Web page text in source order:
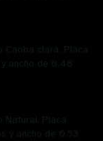
Caoba clara. Placa
ancho de 0.48
Natural. Placa
y ancho de 0.53